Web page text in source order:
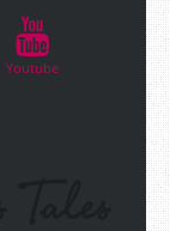
Youtube